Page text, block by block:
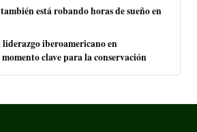
está robando horas de sueño en
liderazgo iberoamericano en
clave para la conservación